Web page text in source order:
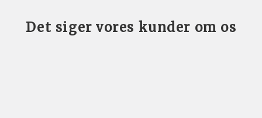
Det siger vores kunder om os